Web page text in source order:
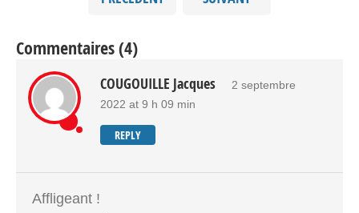
Commentaires (4)
COUGOUILLE Jacques
2 septembre
2022 at 9 h 09 min
REPLY
Affligeant !